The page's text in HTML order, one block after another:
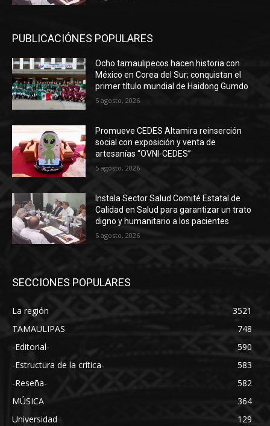
PUBLICACIÓNES POPULARES
Ocho tamaulipecos hacen historia con
México en Corea del Sur; conquistan el
primer título mundial de Haidong Gumdo
5 agosto, 2026
Promueve CEDES Altamira reinserción
social con exposición y venta de
artesanías “OVNI-CEDES”
5 agosto, 2026
Instala Sector Salud Comité Estatal de
Calidad en Salud para garantizar un trato
digno y humanitario a los pacientes
5 agosto, 2026
SECCIONES POPULARES
La región
3521
TAMAULIPAS
748
-Editorial-
590
-Estructura de la crítica-
583
-Reseña-
582
MÚSICA
364
Universidad
129